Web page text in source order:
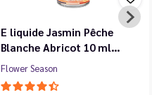
E liquide Jasmin Pêche
Blanche Abricot 10 ml…
Flower Season